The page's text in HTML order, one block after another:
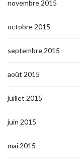
novembre 2015
octobre 2015
septembre 2015
août 2015
juillet 2015
juin 2015
mai 2015